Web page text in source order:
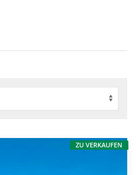
ZU VERKAUFEN